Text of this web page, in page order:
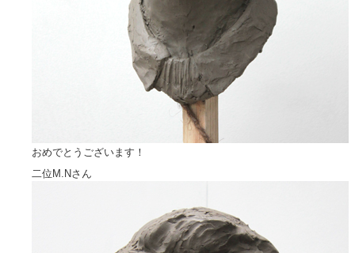
おめでとうございます！
二位M.Nさん